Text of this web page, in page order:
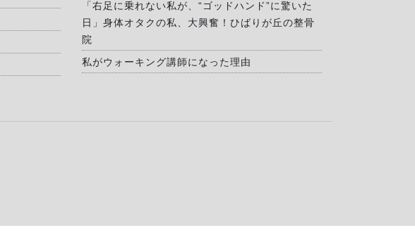
「右足に乗れない私が、“ゴッドハンド”に驚いた
日」身体オタクの私、大興奮！ひばりが丘の整骨
院
私がウォーキング講師になった理由